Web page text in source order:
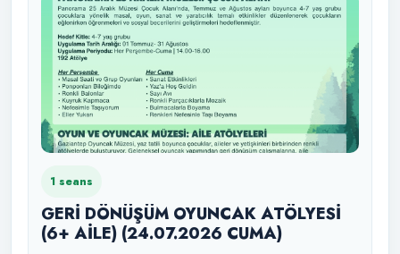
1 seans
GERİ DÖNÜŞÜM OYUNCAK ATÖLYESİ
(6+ AİLE) (24.07.2026 CUMA)